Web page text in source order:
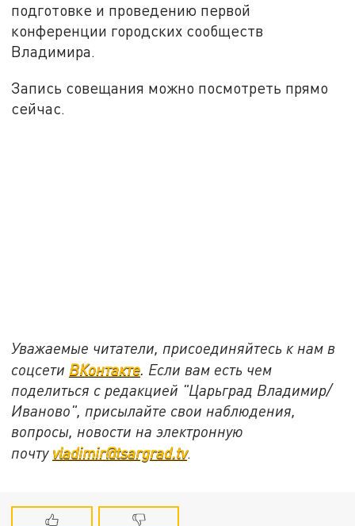
подготовке и проведению первой
конференции городских сообществ
Владимира.
Запись совещания можно посмотреть прямо
сейчас.
Уважаемые читатели, присоединяйтесь к нам в
соцсети ВКонтакте. Если вам есть чем
поделиться с редакцией "Царьград Владимир/
Иваново", присылайте свои наблюдения,
вопросы, новости на электронную
почту vladimir@tsargrad.tv.